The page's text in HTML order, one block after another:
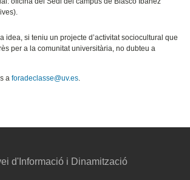
idea, si teniu un projecte d’activitat sociocultural que
per a la comunitat universitària, no dubteu a
aforadeclasse@uv.es
d'Informació i Dinamització